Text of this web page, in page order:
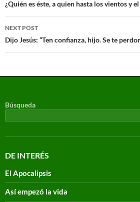
¿Quién es éste, a quien hasta los vientos y
NEXT POST
Dijo Jesús: “Ten confianza, hijo. Se te
Búsqueda
DE INTERÉS
El Apocalipsis
Así empezó la vida